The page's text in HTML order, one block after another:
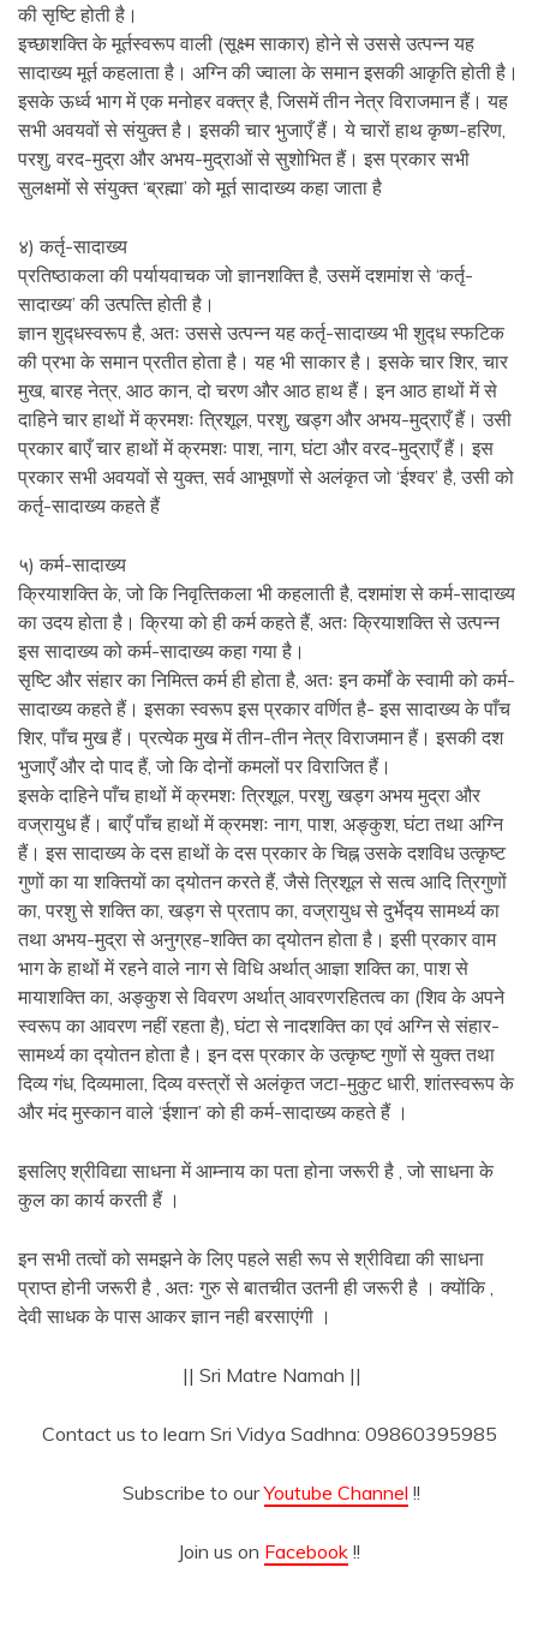
की सृष्‍टि होती है।
इच्छाशक्‍ति के मूर्तस्वरूप वाली (सूक्ष्म साकार) होने से उससे उत्पन्‍न यह
सादाख्य मूर्त कहलाता है। अग्‍नि की ज्वाला के समान इसकी आकृति होती है।
इसके ऊर्ध्व भाग में एक मनोहर वक्‍त्र है, जिसमें तीन नेत्र विराजमान हैं। यह
सभी अवयवों से संयुक्‍त है। इसकी चार भुजाएँ हैं। ये चारों हाथ कृष्ण-हरिण,
परशु, वरद-मुद्रा और अभय-मुद्राओं से सुशोभित हैं। इस प्रकार सभी
सुलक्षमों से संयुक्‍त ‘ब्रह्मा’ को मूर्त सादाख्य कहा जाता है
४) कर्तृ-सादाख्य
प्रतिष्‍ठाकला की पर्यायवाचक जो ज्ञानशक्‍ति है, उसमें दशमांश से ‘कर्तृ-
सादाख्य’ की उत्पत्‍ति होती है।
ज्ञान शुद्‍धस्वरूप है, अतः उससे उत्पन्‍न यह कर्तृ-सादाख्य भी शुद्‍ध स्फटिक
की प्रभा के समान प्रतीत होता है। यह भी साकार है। इसके चार शिर, चार
मुख, बारह नेत्र, आठ कान, दो चरण और आठ हाथ हैं। इन आठ हाथों में से
दाहिने चार हाथों में क्रमशः त्रिशूल, परशु, खड्‍ग और अभय-मुद्राएँ हैं। उसी
प्रकार बाएँ चार हाथों में क्रमशः पाश, नाग, घंटा और वरद-मुद्राएँ हैं। इस
प्रकार सभी अवयवों से युक्‍त, सर्व आभूषणों से अलंकृत जो ‘ईश्‍वर’ है, उसी को
कर्तृ-सादाख्य कहते हैं
५) कर्म-सादाख्य
क्रियाशक्‍ति के, जो कि निवृत्‍तिकला भी कहलाती है, दशमांश से कर्म-सादाख्य
का उदय होता है। क्रिया को ही कर्म कहते हैं, अतः क्रियाशक्‍ति से उत्पन्‍न
इस सादाख्य को कर्म-सादाख्य कहा गया है।
सृष्‍टि और संहार का निमित्‍त कर्म ही होता है, अतः इन कर्मों के स्वामी को कर्म-
सादाख्य कहते हैं। इसका स्वरूप इस प्रकार वर्णित है- इस सादाख्य के पाँच
शिर, पाँच मुख हैं। प्रत्येक मुख में तीन-तीन नेत्र विराजमान हैं। इसकी दश
भुजाएँ और दो पाद हैं, जो कि दोनों कमलों पर विराजित हैं।
इसके दाहिने पाँच हाथों में क्रमशः त्रिशूल, परशु, खड्ग अभय मुद्रा और
वज्रायुध हैं। बाएँ पाँच हाथों में क्रमशः नाग, पाश, अङ्कुश, घंटा तथा अग्‍नि
हैं। इस सादाख्य के दस हाथों के दस प्रकार के चिह्न उसके दशविध उत्कृष्‍ट
गुणों का या शक्‍तियों का द्‍योतन करते हैं, जैसे त्रिशूल से सत्व आदि त्रिगुणों
का, परशु से शक्‍ति का, खड्‍ग से प्रताप का, वज्रायुध से दुर्भेद्‍य सामर्थ्य का
तथा अभय-मुद्रा से अनुग्रह-शक्‍ति का द्‍योतन होता है। इसी प्रकार वाम
भाग के हाथों में रहने वाले नाग से विधि अर्थात् आज्ञा शक्‍ति का, पाश से
मायाशक्‍ति का, अङ्कुश से विवरण अर्थात् आवरणरहितत्व का (शिव के अपने
स्वरूप का आवरण नहीं रहता है), घंटा से नादशक्‍ति का एवं अग्‍नि से संहार-
सामर्थ्य का द्‍योतन होता है। इन दस प्रकार के उत्कृष्‍ट गुणों से युक्‍त तथा
दिव्य गंध, दिव्यमाला, दिव्य वस्‍त्रों से अलंकृत जटा-मुकुट धारी, शांतस्वरूप के
और मंद मुस्कान वाले ‘ईशान’ को ही कर्म-सादाख्य कहते हैं ।
इसलिए श्रीविद्या साधना में आम्नाय का पता होना जरूरी है , जो साधना के
कुल का कार्य करती हैं ।
इन सभी तत्वों को समझने के लिए पहले सही रूप से श्रीविद्या की साधना
प्राप्त होनी जरूरी है , अतः गुरु से बातचीत उतनी ही जरूरी है । क्योंकि ,
देवी साधक के पास आकर ज्ञान नही बरसाएंगी ।
|| Sri Matre Namah ||
Contact us to learn Sri Vidya Sadhna: 09860395985
Subscribe to ourYoutube Channel !!
Join us on Facebook !!